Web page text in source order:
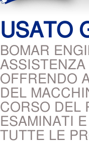
USATO
BOMAR
OFFRENDO
DEL
CORSO DEL
ESAMINATI
TUTTE LE